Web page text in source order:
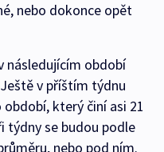
nebo dokonce opět
následujícím období
v příštím týdnu
který činí asi 21
týdny se budou podle
nebo pod ním.